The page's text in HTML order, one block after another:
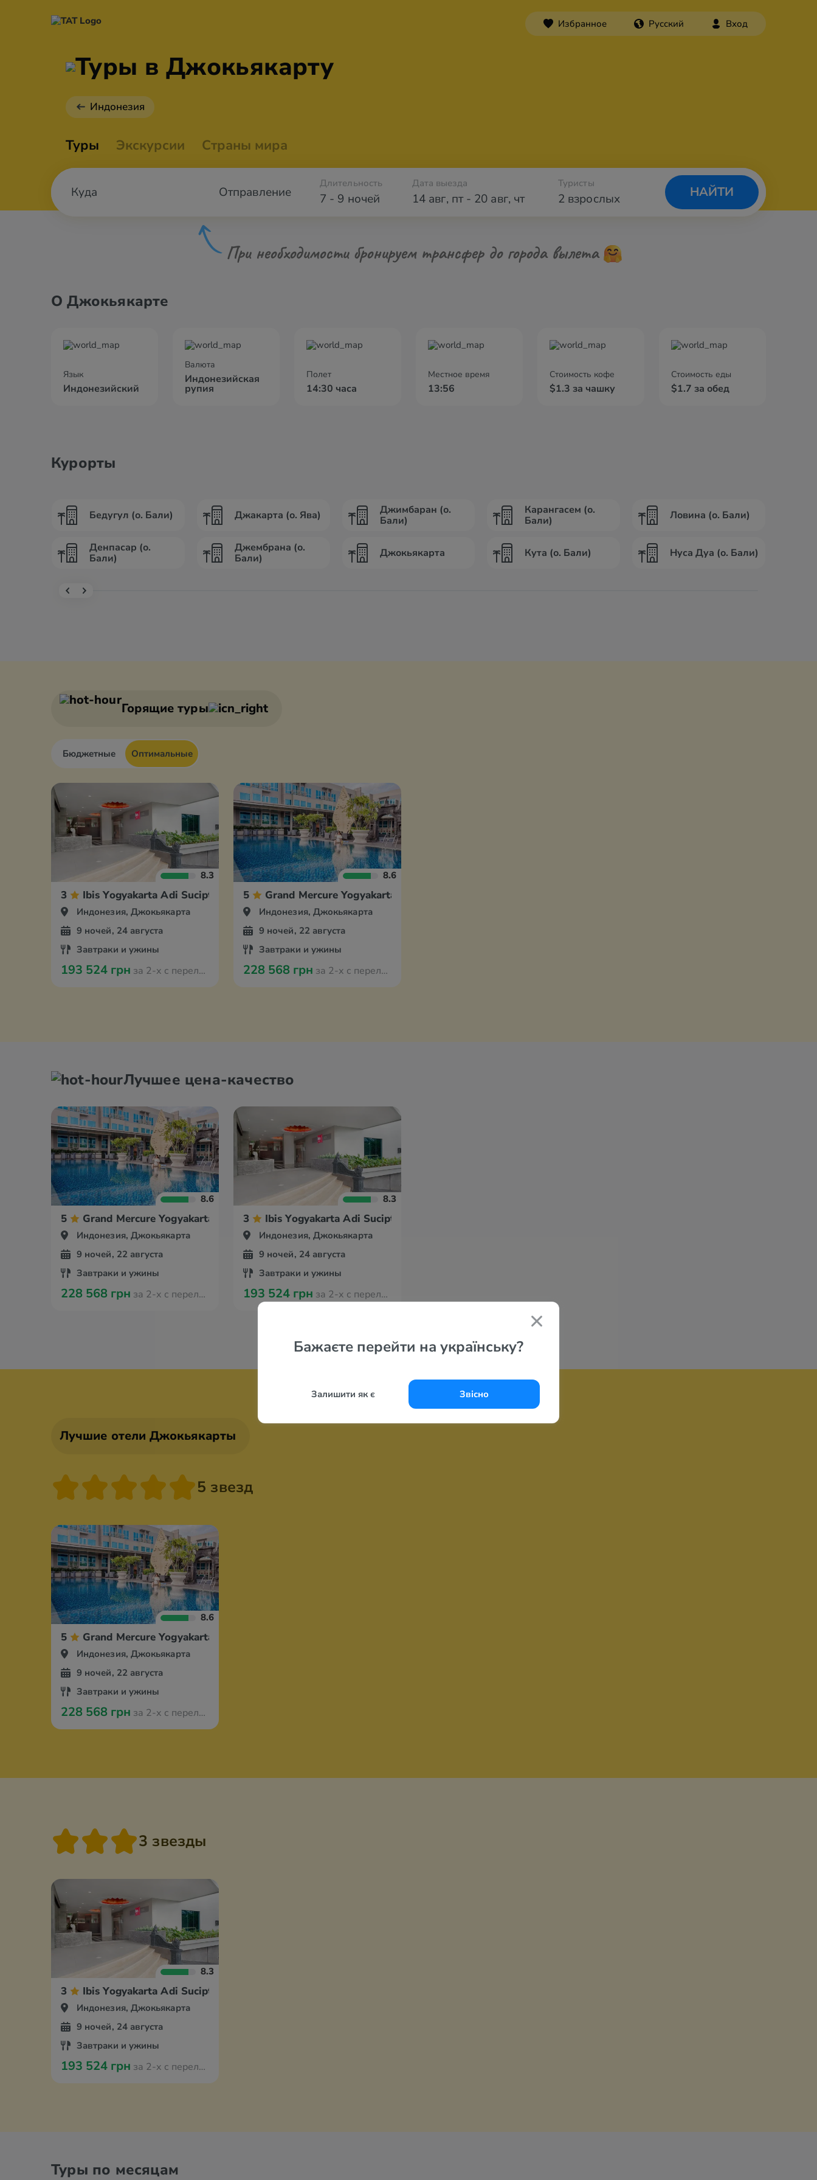
Бажаєте перейти на українську?
Залишити як є Звісно
Избранное Русский Вход
Туры в Джокьякарту
Индонезия
Туры Экскурсии Страны мира
Отправление 7 - 9 ночей
Длительность Дата выезда
14 авг, пт- 20 авг, чт 2 взрослых
Туристы
НАЙТИ
При необходимости бронируем трансфер до города вылета
О Джокьякарте
Язык
Индонезийский
Валюта
Индонезийская
рупия
Полет
14:30 часа
Местное время
13:56
Стоимость кофе
$1.3 за чашку
Стоимость еды
$1.7 за обед
Курорты
Бедугул (о. Бали)
Денпасар (о.
Бали)
Джакарта (о. Ява)
Джембрана (о.
Бали)
Джимбаран (о.
Бали)
Джокьякарта
Карангасем (о.
Бали)
Кута (о. Бали)
Ловина (о. Бали)
Нуса Дуа (о. Бали)
Горящие туры
Бюджетные Оптимальные
8.3
3 Ibis Yogyakarta Adi Sucipto
Индонезия, Джокьякарта
9 ночей, 24 августа
Завтраки и ужины
193 524 грн за 2-х с перелётом из Варшавы
8.6
5 Grand Mercure Yogyakarta
Индонезия, Джокьякарта
9 ночей, 22 августа
Завтраки и ужины
228 568 грн за 2-х с перелётом из Варшавы
Лучшее цена-качество
8.6
5 Grand Mercure Yogyakarta
Индонезия, Джокьякарта
9 ночей, 22 августа
Завтраки и ужины
228 568 грн за 2-х с перелётом из Варшавы
8.3
3 Ibis Yogyakarta Adi Sucipto
Индонезия, Джокьякарта
9 ночей, 24 августа
Завтраки и ужины
193 524 грн за 2-х с перелётом из Варшавы
Лучшие отели Джокьякарты
5 звезд
8.6
5 Grand Mercure Yogyakarta
Индонезия, Джокьякарта
9 ночей, 22 августа
Завтраки и ужины
228 568 грн за 2-х с перелётом из Варшавы
3 звезды
8.3
3 Ibis Yogyakarta Adi Sucipto
Индонезия, Джокьякарта
9 ночей, 24 августа
Завтраки и ужины
193 524 грн за 2-х с перелётом из Варшавы
Туры по месяцам